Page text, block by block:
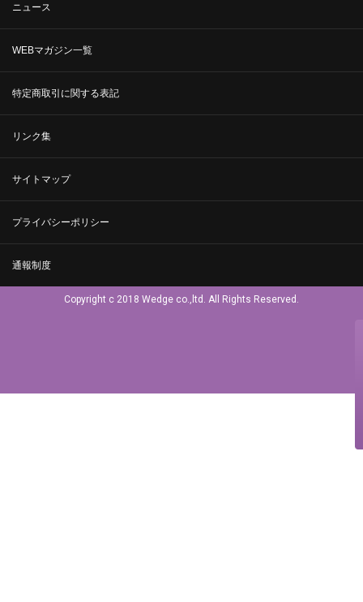
ニュース
WEBマガジン一覧
特定商取引に関する表記
リンク集
サイトマップ
プライバシーポリシー
通報制度
Copyright c 2018 Wedge co.,ltd. All Rights Reserved.